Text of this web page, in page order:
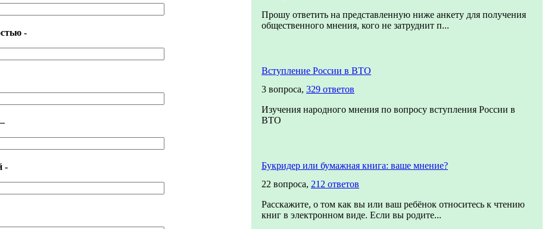
-
-
Прошу ответить на представленную ниже анкету для получения
общественного мнения, кого не затруднит п...
Вступление России в ВТО
3 вопроса, 329 ответов
Изучения народного мнения по вопросу вступления России в
ВТО
Букридер или бумажная книга: ваше мнение?
22 вопроса, 212 ответов
Расскажите, о том как вы или ваш ребёнок относитесь к чтению
книг в электронном виде. Если вы родите...